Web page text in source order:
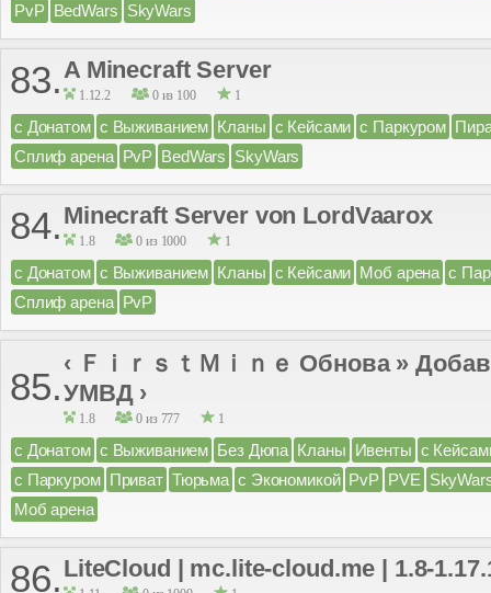
PvP BedWars SkyWars
83.A Minecraft Server
1.12.2 0 из 100 1
с Донатом с Выживанием Кланы с Кейсами с Паркуром
Сплиф арена PvP BedWars SkyWars
84. Minecraft Server von LordVaarox
1.8 0 из 1000 1
с Донатом с Выживанием Кланы с Кейсами Моб арена с
Сплиф арена PvP
85.
‹ ＦｉｒｓｔＭｉｎｅ Обнова »
УМВД ›
1.8 0 из 777 1
с Донатом с Выживанием Без Дюпа Кланы Ивенты с
с Паркуром Приват Тюрьма с Экономикой PvP PVE
Моб арена
86. LiteCloud | mc.lite-cloud.me | 1.8-